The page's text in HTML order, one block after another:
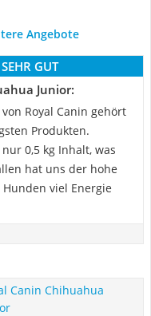
Angebote
SEHR GUT
Junior:
Royal Canin gehört
Produkten.
0,5 kg Inhalt, was
hat uns der hohe
viel Energie
Canin Chihuahua